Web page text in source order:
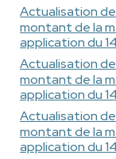
Actualisation
montant de la
application du
Actualisation
montant de la
application du
Actualisation
montant de la
application du